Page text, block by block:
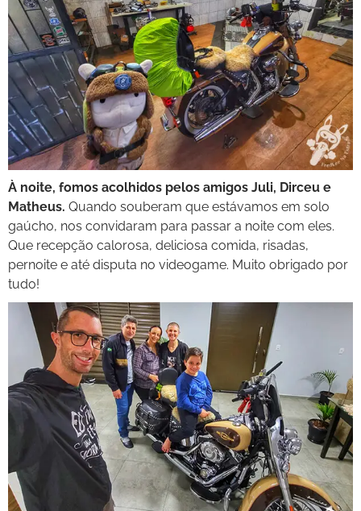
À noite, fomos acolhidos pelos amigos Juli, Dirceu e
Matheus. Quando souberam que estávamos em solo
gaúcho, nos convidaram para passar a noite com eles.
Que recepção calorosa, deliciosa comida, risadas,
pernoite e até disputa no videogame. Muito obrigado por
tudo!